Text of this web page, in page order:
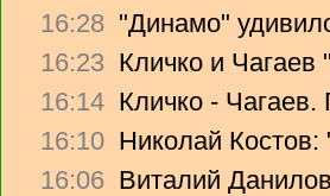
16:28 "Динамо"
16:23 Кличко и
16:14 Кличко - Чагаев.
16:10 Николай
16:06 Виталий